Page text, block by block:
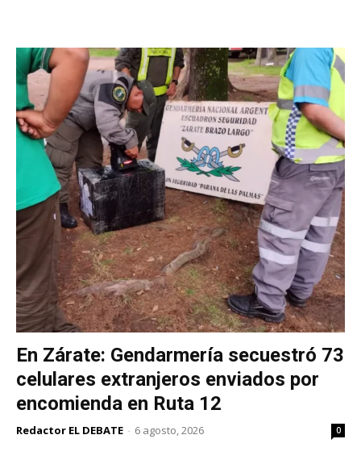
En Zárate: Gendarmería secuestró 73
celulares extranjeros enviados por
encomienda en Ruta 12
Redactor EL DEBATE - 6 agosto, 2026 0